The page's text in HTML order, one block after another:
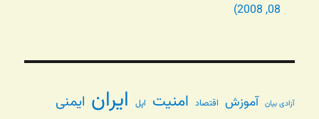
08, 2008)
آزادی بیان آموزش اقتصاد امنیت اپل ایران ایمنی